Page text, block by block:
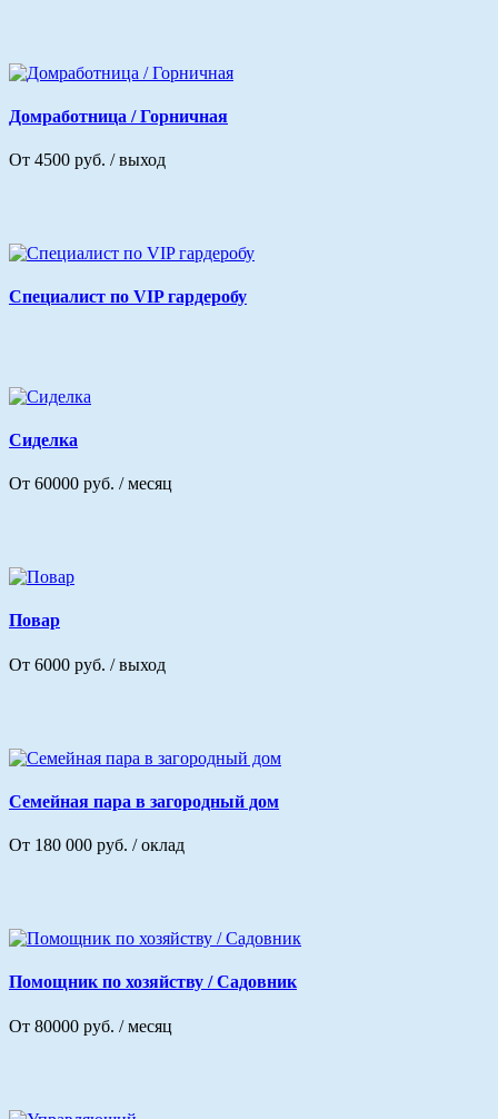
Домработница / Горничная
От 4500 руб. / выход
Специалист по VIP гардеробу
Сиделка
От 60000 руб. / месяц
Повар
От 6000 руб. / выход
Семейная пара в загородный дом
От 180 000 руб. / оклад
Помощник по хозяйству / Садовник
От 80000 руб. / месяц